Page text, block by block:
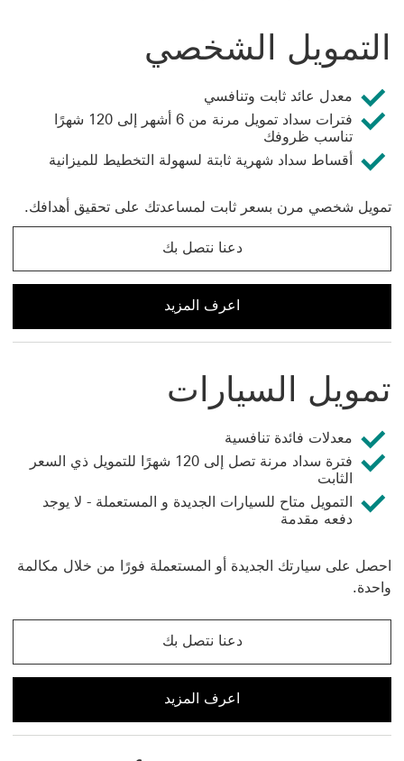
التمويل الشخصي
معدل عائد ثابت وتنافسي
فترات سداد تمويل مرنة من 6 أشهر إلى 120 شهرًا
تناسب ظروفك
أقساط سداد شهرية ثابتة لسهولة التخطيط للميزانية
تمويل شخصي مرن بسعر ثابت لمساعدتك على تحقيق أهدافك.
دعنا نتصل بك
دعنا نتصل بك عن التمويل الشخصي سيتم فتح هذا الرابط في
اعرف المزيد
اعرف المزيد عن التمويل الشخصي من HSBC
تمويل السيارات
معدلات فائدة تنافسية
فترة سداد مرنة تصل إلى 120 شهرًا للتمويل ذي السعر
الثابت
التمويل متاح للسيارات الجديدة و المستعملة - لا يوجد
دفعه مقدمة
احصل على سيارتك الجديدة أو المستعملة فورًا من خلال مكالمة
واحدة.
دعنا نتصل بك
دعنا نتصل بك عن تمويل السيارات سيتم فتح هذا الرابط في
اعرف المزيد
اعرف المزيد عن تمويل السيارات والتمويل من HSBC